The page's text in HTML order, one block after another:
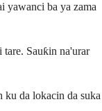
yawanci ba ya zama
Sauƙin na'urar
ku da lokacin da suka